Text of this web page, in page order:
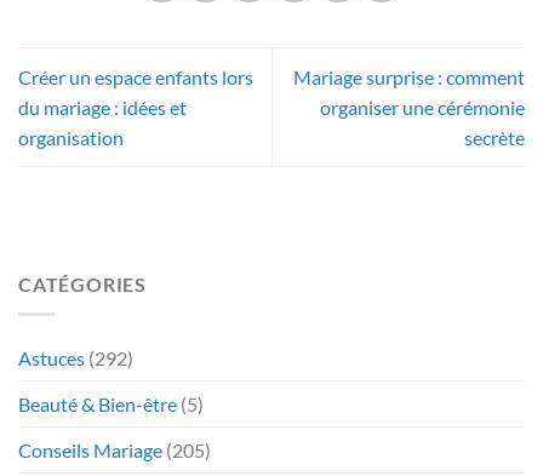
Créer un espace enfants lors
du mariage : idées et
organisation
Mariage surprise : comment
organiser une cérémonie
secrète
CATÉGORIES
Astuces (292)
Beauté & Bien-être (5)
Conseils Mariage (205)